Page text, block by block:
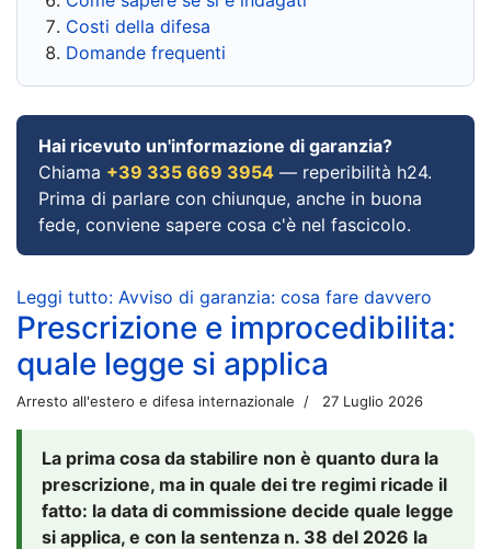
Costi della difesa
Domande frequenti
Hai ricevuto un'informazione di garanzia?
Chiama +39 335 669 3954 — reperibilità h24.
Prima di parlare con chiunque, anche in buona
fede, conviene sapere cosa c'è nel fascicolo.
Leggi tutto: Avviso di garanzia: cosa fare davvero
Prescrizione e improcedibilita:
quale legge si applica
Arresto all'estero e difesa internazionale 27 Luglio 2026
La prima cosa da stabilire non è quanto dura la
prescrizione, ma in quale dei tre regimi ricade il
fatto: la data di commissione decide quale legge
si applica, e con la sentenza n. 38 del 2026 la